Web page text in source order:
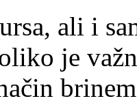
ali i
je